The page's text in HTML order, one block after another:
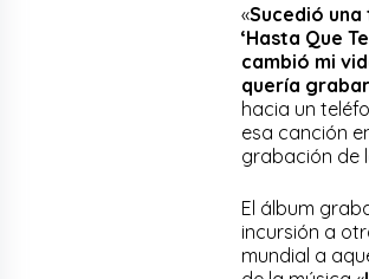
«Sucedió
‘Hasta Que
cambió mi
quería
hacia un
esa canción
grabación de
El álbum
incursión a
mundial a